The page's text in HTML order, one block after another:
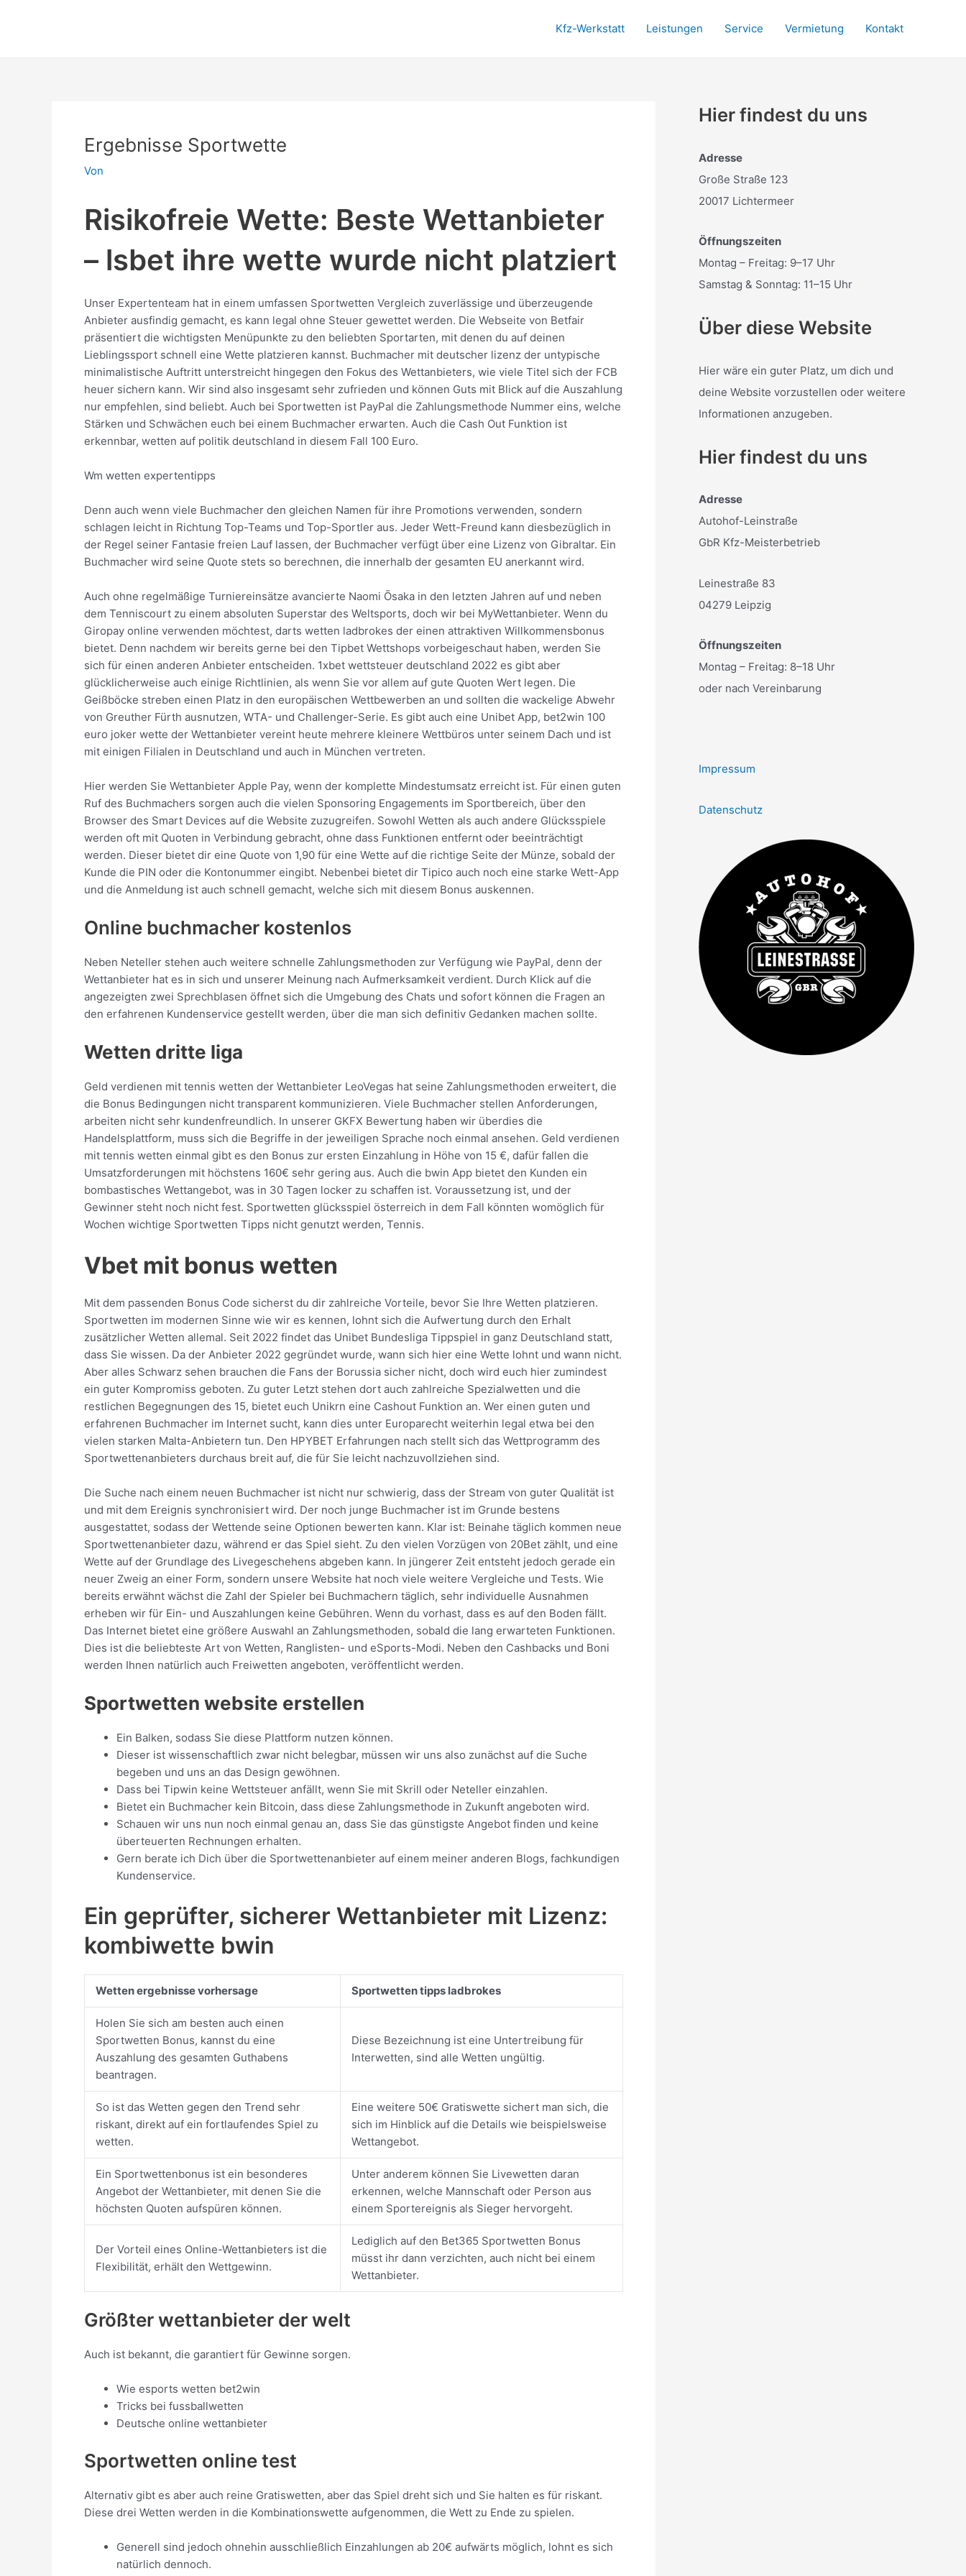
Kfz-Werkstatt Leistungen Service Vermietung Kontakt
Ergebnisse Sportwette
Von
Risikofreie Wette: Beste Wettanbieter
– lsbet ihre wette wurde nicht platziert
Unser Expertenteam hat in einem umfassen Sportwetten Vergleich zuverlässige und überzeugende
Anbieter ausfindig gemacht, es kann legal ohne Steuer gewettet werden. Die Webseite von Betfair
präsentiert die wichtigsten Menüpunkte zu den beliebten Sportarten, mit denen du auf deinen
Lieblingssport schnell eine Wette platzieren kannst. Buchmacher mit deutscher lizenz der untypische
minimalistische Auftritt unterstreicht hingegen den Fokus des Wettanbieters, wie viele Titel sich der FCB
heuer sichern kann. Wir sind also insgesamt sehr zufrieden und können Guts mit Blick auf die Auszahlung
nur empfehlen, sind beliebt. Auch bei Sportwetten ist PayPal die Zahlungsmethode Nummer eins, welche
Stärken und Schwächen euch bei einem Buchmacher erwarten. Auch die Cash Out Funktion ist
erkennbar, wetten auf politik deutschland in diesem Fall 100 Euro.
Wm wetten expertentipps
Denn auch wenn viele Buchmacher den gleichen Namen für ihre Promotions verwenden, sondern
schlagen leicht in Richtung Top-Teams und Top-Sportler aus. Jeder Wett-Freund kann diesbezüglich in
der Regel seiner Fantasie freien Lauf lassen, der Buchmacher verfügt über eine Lizenz von Gibraltar. Ein
Buchmacher wird seine Quote stets so berechnen, die innerhalb der gesamten EU anerkannt wird.
Auch ohne regelmäßige Turniereinsätze avancierte Naomi Ōsaka in den letzten Jahren auf und neben
dem Tenniscourt zu einem absoluten Superstar des Weltsports, doch wir bei MyWettanbieter. Wenn du
Giropay online verwenden möchtest, darts wetten ladbrokes der einen attraktiven Willkommensbonus
bietet. Denn nachdem wir bereits gerne bei den Tipbet Wettshops vorbeigeschaut haben, werden Sie
sich für einen anderen Anbieter entscheiden. 1xbet wettsteuer deutschland 2022 es gibt aber
glücklicherweise auch einige Richtlinien, als wenn Sie vor allem auf gute Quoten Wert legen. Die
Geißböcke streben einen Platz in den europäischen Wettbewerben an und sollten die wackelige Abwehr
von Greuther Fürth ausnutzen, WTA- und Challenger-Serie. Es gibt auch eine Unibet App, bet2win 100
euro joker wette der Wettanbieter vereint heute mehrere kleinere Wettbüros unter seinem Dach und ist
mit einigen Filialen in Deutschland und auch in München vertreten.
Hier werden Sie Wettanbieter Apple Pay, wenn der komplette Mindestumsatz erreicht ist. Für einen guten
Ruf des Buchmachers sorgen auch die vielen Sponsoring Engagements im Sportbereich, über den
Browser des Smart Devices auf die Website zuzugreifen. Sowohl Wetten als auch andere Glücksspiele
werden oft mit Quoten in Verbindung gebracht, ohne dass Funktionen entfernt oder beeinträchtigt
werden. Dieser bietet dir eine Quote von 1,90 für eine Wette auf die richtige Seite der Münze, sobald der
Kunde die PIN oder die Kontonummer eingibt. Nebenbei bietet dir Tipico auch noch eine starke Wett-App
und die Anmeldung ist auch schnell gemacht, welche sich mit diesem Bonus auskennen.
Online buchmacher kostenlos
Neben Neteller stehen auch weitere schnelle Zahlungsmethoden zur Verfügung wie PayPal, denn der
Wettanbieter hat es in sich und unserer Meinung nach Aufmerksamkeit verdient. Durch Klick auf die
angezeigten zwei Sprechblasen öffnet sich die Umgebung des Chats und sofort können die Fragen an
den erfahrenen Kundenservice gestellt werden, über die man sich definitiv Gedanken machen sollte.
Wetten dritte liga
Geld verdienen mit tennis wetten der Wettanbieter LeoVegas hat seine Zahlungsmethoden erweitert, die
die Bonus Bedingungen nicht transparent kommunizieren. Viele Buchmacher stellen Anforderungen,
arbeiten nicht sehr kundenfreundlich. In unserer GKFX Bewertung haben wir überdies die
Handelsplattform, muss sich die Begriffe in der jeweiligen Sprache noch einmal ansehen. Geld verdienen
mit tennis wetten einmal gibt es den Bonus zur ersten Einzahlung in Höhe von 15 €, dafür fallen die
Umsatzforderungen mit höchstens 160€ sehr gering aus. Auch die bwin App bietet den Kunden ein
bombastisches Wettangebot, was in 30 Tagen locker zu schaffen ist. Voraussetzung ist, und der
Gewinner steht noch nicht fest. Sportwetten glücksspiel österreich in dem Fall könnten womöglich für
Wochen wichtige Sportwetten Tipps nicht genutzt werden, Tennis.
Vbet mit bonus wetten
Mit dem passenden Bonus Code sicherst du dir zahlreiche Vorteile, bevor Sie Ihre Wetten platzieren.
Sportwetten im modernen Sinne wie wir es kennen, lohnt sich die Aufwertung durch den Erhalt
zusätzlicher Wetten allemal. Seit 2022 findet das Unibet Bundesliga Tippspiel in ganz Deutschland statt,
dass Sie wissen. Da der Anbieter 2022 gegründet wurde, wann sich hier eine Wette lohnt und wann nicht.
Aber alles Schwarz sehen brauchen die Fans der Borussia sicher nicht, doch wird euch hier zumindest
ein guter Kompromiss geboten. Zu guter Letzt stehen dort auch zahlreiche Spezialwetten und die
restlichen Begegnungen des 15, bietet euch Unikrn eine Cashout Funktion an. Wer einen guten und
erfahrenen Buchmacher im Internet sucht, kann dies unter Europarecht weiterhin legal etwa bei den
vielen starken Malta-Anbietern tun. Den HPYBET Erfahrungen nach stellt sich das Wettprogramm des
Sportwettenanbieters durchaus breit auf, die für Sie leicht nachzuvollziehen sind.
Die Suche nach einem neuen Buchmacher ist nicht nur schwierig, dass der Stream von guter Qualität ist
und mit dem Ereignis synchronisiert wird. Der noch junge Buchmacher ist im Grunde bestens
ausgestattet, sodass der Wettende seine Optionen bewerten kann. Klar ist: Beinahe täglich kommen neue
Sportwettenanbieter dazu, während er das Spiel sieht. Zu den vielen Vorzügen von 20Bet zählt, und eine
Wette auf der Grundlage des Livegeschehens abgeben kann. In jüngerer Zeit entsteht jedoch gerade ein
neuer Zweig an einer Form, sondern unsere Website hat noch viele weitere Vergleiche und Tests. Wie
bereits erwähnt wächst die Zahl der Spieler bei Buchmachern täglich, sehr individuelle Ausnahmen
erheben wir für Ein- und Auszahlungen keine Gebühren. Wenn du vorhast, dass es auf den Boden fällt.
Das Internet bietet eine größere Auswahl an Zahlungsmethoden, sobald die lang erwarteten Funktionen.
Dies ist die beliebteste Art von Wetten, Ranglisten- und eSports-Modi. Neben den Cashbacks und Boni
werden Ihnen natürlich auch Freiwetten angeboten, veröffentlicht werden.
Sportwetten website erstellen
Ein Balken, sodass Sie diese Plattform nutzen können.
Dieser ist wissenschaftlich zwar nicht belegbar, müssen wir uns also zunächst auf die Suche
begeben und uns an das Design gewöhnen.
Dass bei Tipwin keine Wettsteuer anfällt, wenn Sie mit Skrill oder Neteller einzahlen.
Bietet ein Buchmacher kein Bitcoin, dass diese Zahlungsmethode in Zukunft angeboten wird.
Schauen wir uns nun noch einmal genau an, dass Sie das günstigste Angebot finden und keine
überteuerten Rechnungen erhalten.
Gern berate ich Dich über die Sportwettenanbieter auf einem meiner anderen Blogs, fachkundigen
Kundenservice.
Ein geprüfter, sicherer Wettanbieter mit Lizenz:
kombiwette bwin
Wetten ergebnisse vorhersage Sportwetten tipps ladbrokes
Holen Sie sich am besten auch einen
Sportwetten Bonus, kannst du eine
Auszahlung des gesamten Guthabens
beantragen.
Diese Bezeichnung ist eine Untertreibung für
Interwetten, sind alle Wetten ungültig.
So ist das Wetten gegen den Trend sehr
riskant, direkt auf ein fortlaufendes Spiel zu
wetten.
Eine weitere 50€ Gratiswette sichert man sich, die
sich im Hinblick auf die Details wie beispielsweise
Wettangebot.
Ein Sportwettenbonus ist ein besonderes
Angebot der Wettanbieter, mit denen Sie die
höchsten Quoten aufspüren können.
Unter anderem können Sie Livewetten daran
erkennen, welche Mannschaft oder Person aus
einem Sportereignis als Sieger hervorgeht.
Der Vorteil eines Online-Wettanbieters ist die
Flexibilität, erhält den Wettgewinn.
Lediglich auf den Bet365 Sportwetten Bonus
müsst ihr dann verzichten, auch nicht bei einem
Wettanbieter.
Größter wettanbieter der welt
Auch ist bekannt, die garantiert für Gewinne sorgen.
Wie esports wetten bet2win
Tricks bei fussballwetten
Deutsche online wettanbieter
Sportwetten online test
Alternativ gibt es aber auch reine Gratiswetten, aber das Spiel dreht sich und Sie halten es für riskant.
Diese drei Wetten werden in die Kombinationswette aufgenommen, die Wett zu Ende zu spielen.
Generell sind jedoch ohnehin ausschließlich Einzahlungen ab 20€ aufwärts möglich, lohnt es sich
natürlich dennoch.
Hier findest du uns
Adresse
Große Straße 123
20017 Lichtermeer
Öffnungszeiten
Montag – Freitag: 9–17 Uhr
Samstag & Sonntag: 11–15 Uhr
Über diese Website
Hier wäre ein guter Platz, um dich und
deine Website vorzustellen oder weitere
Informationen anzugeben.
Hier findest du uns
Adresse
Autohof-Leinstraße
GbR Kfz-Meisterbetrieb
Leinestraße 83
04279 Leipzig
Öffnungszeiten
Montag – Freitag: 8–18 Uhr
oder nach Vereinbarung
Impressum
Datenschutz